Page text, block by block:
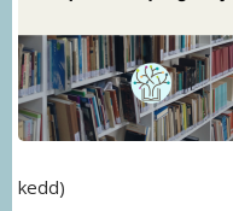
kedd)